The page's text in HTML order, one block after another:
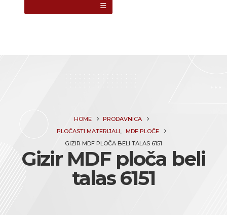
HOME
PRODAVNICA
PLOČASTI MATERIJALI, MDF PLOČE
GIZIR MDF PLOČA BELI TALAS 6151
Gizir MDF ploča beli
talas 6151